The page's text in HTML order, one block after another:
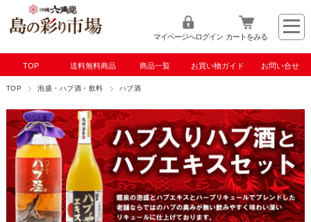
マイページへログイン カートをみる
TOP 送料無料商品 商品一覧 お買い物ガイド お問い合せ
TOP 泡盛・ハブ酒・飲料 ハブ酒